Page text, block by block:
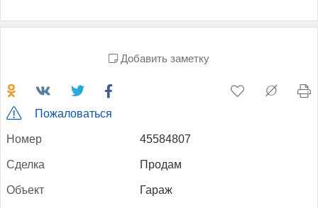
Добавить заметку
Пожаловаться
Но­мер 45584807
Сдел­ка Продам
Объ­ект Гараж